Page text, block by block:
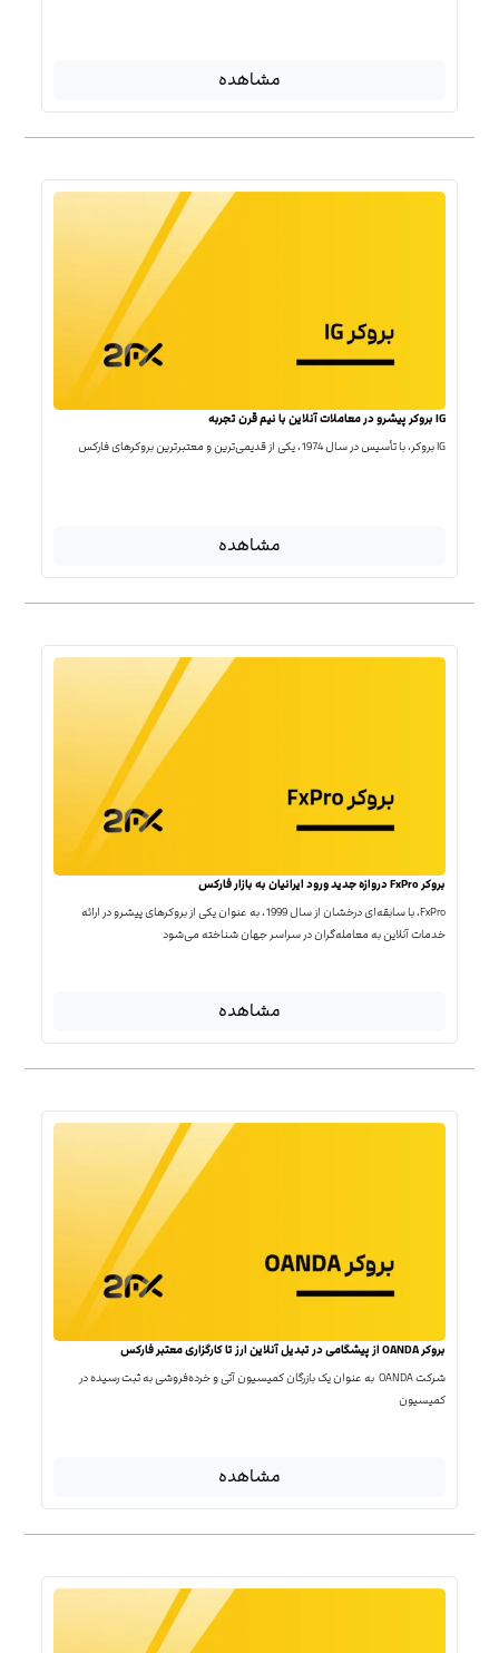
مشاهده
IG بروکر پیشرو در معاملات آنلاین با نیم قرن تجربه
IG بروکر، با تأسیس در سال 1974، یکی از قدیمی‌ترین و معتبرترین بروکرهای فارکس
مشاهده
بروکر FxPro دروازه جدید ورود ایرانیان به بازار فارکس
FxPro، با سابقه‌ای درخشان از سال 1999، به عنوان یکی از بروکرهای پیشرو در ارائه
خدمات آنلاین به معامله‌گران در سراسر جهان شناخته می‌شود
مشاهده
بروکر OANDA از پیشگامی در تبدیل آنلاین ارز تا کارگزاری معتبر فارکس
شرکت OANDA به عنوان یک بازرگان کمیسیون آتی و خرده‌فروشی به ثبت رسیده در
کمیسیون
مشاهده